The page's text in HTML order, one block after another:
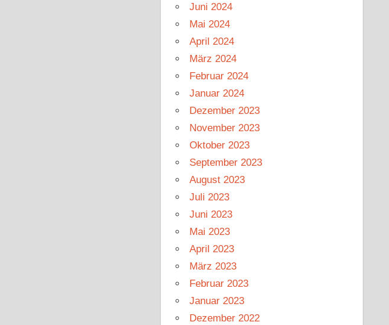
Juni 2024
Mai 2024
April 2024
März 2024
Februar 2024
Januar 2024
Dezember 2023
November 2023
Oktober 2023
September 2023
August 2023
Juli 2023
Juni 2023
Mai 2023
April 2023
März 2023
Februar 2023
Januar 2023
Dezember 2022